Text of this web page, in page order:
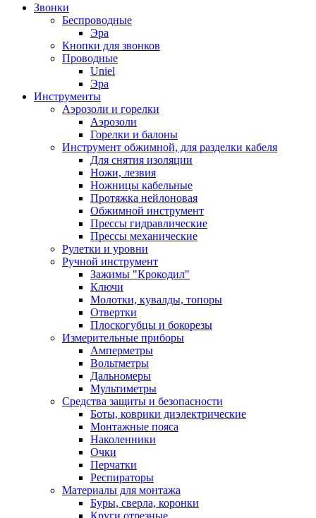
Звонки
Беспроводные
Эра
Кнопки для звонков
Проводные
Uniel
Эра
Инструменты
Аэрозоли и горелки
Аэрозоли
Горелки и балоны
Инструмент обжимной, для разделки кабеля
Для снятия изоляции
Ножи, лезвия
Ножницы кабельные
Протяжка нейлоновая
Обжимной инструмент
Прессы гидравлические
Прессы механические
Рулетки и уровни
Ручной инструмент
Зажимы "Крокодил"
Ключи
Молотки, кувалды, топоры
Отвертки
Плоскогубцы и бокорезы
Измерительные приборы
Амперметры
Вольтметры
Дальномеры
Мультиметры
Средства защиты и безопасности
Боты, коврики диэлектрические
Монтажные пояса
Наколенники
Очки
Перчатки
Респираторы
Материалы для монтажа
Буры, сверла, коронки
Круги отрезные